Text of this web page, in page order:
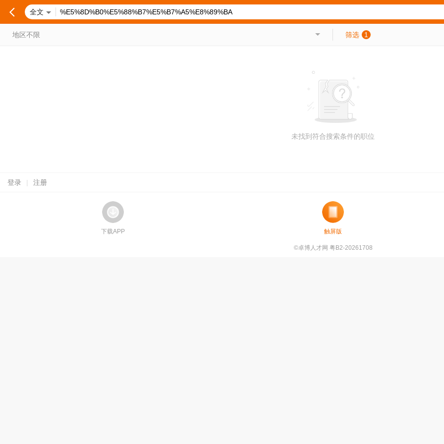
全文
地区不限 筛选 1
未找到符合搜索条件的职位
登录 | 注册
下载APP 触屏版
©卓博人才网 粤B2-20261708